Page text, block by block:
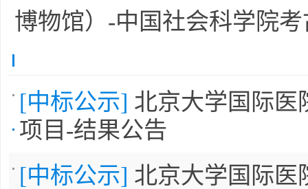
博物馆）-中国社会科学院
[中标公示] 北京大学国际医
项目-结果公告
[中标公示] 北京大学国际医